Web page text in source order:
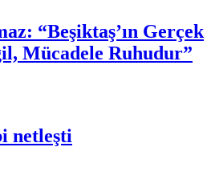
“Beşiktaş’ın Gerçek
Mücadele Ruhudur”
netleşti